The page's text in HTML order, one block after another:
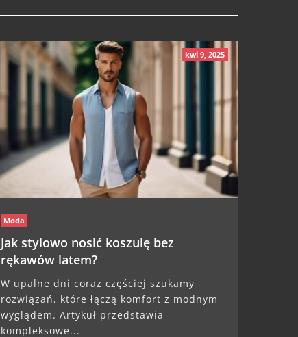
kwi 9, 2025
Moda
Jak stylowo nosić koszulę bez
rękawów latem?
W upalne dni coraz częściej szukamy
rozwiązań, które łączą komfort z modnym
wyglądem. Artykuł przedstawia
kompleksowe...